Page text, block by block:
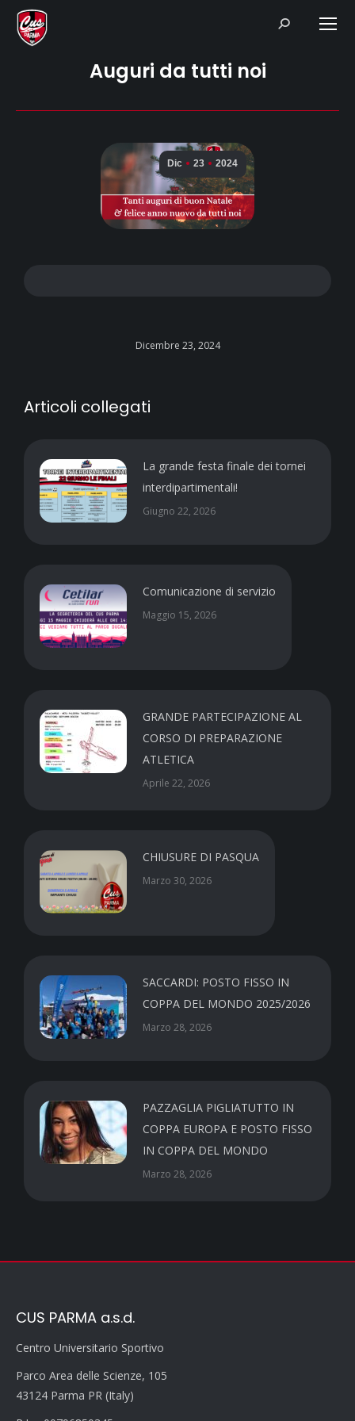
Search:
Auguri da tutti noi
Dic 23 2024
Dicembre 23, 2024
Articoli collegati
La grande festa finale dei tornei
interdipartimentali!
Giugno 22, 2026
Comunicazione di servizio
Maggio 15, 2026
GRANDE PARTECIPAZIONE AL
CORSO DI PREPARAZIONE
ATLETICA
Aprile 22, 2026
CHIUSURE DI PASQUA
Marzo 30, 2026
SACCARDI: POSTO FISSO IN
COPPA DEL MONDO 2025/2026
Marzo 28, 2026
PAZZAGLIA PIGLIATUTTO IN
COPPA EUROPA E POSTO FISSO
IN COPPA DEL MONDO
Marzo 28, 2026
CUS PARMA a.s.d.
Centro Universitario Sportivo
Parco Area delle Scienze, 105
43124 Parma PR (Italy)